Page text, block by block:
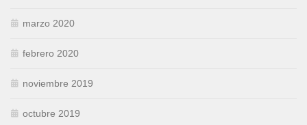
marzo 2020
febrero 2020
noviembre 2019
octubre 2019